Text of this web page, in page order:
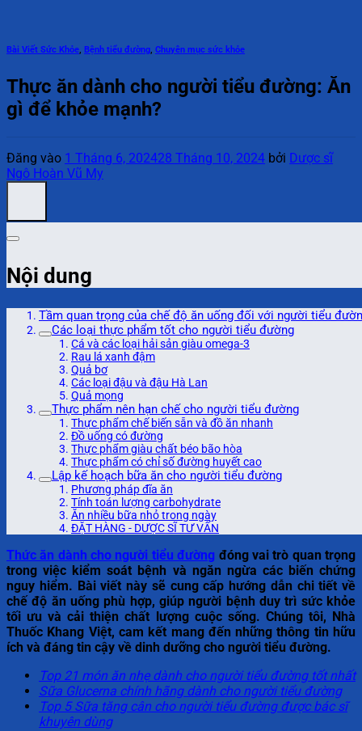
Bài Viết Sức Khỏe, Bệnh tiểu đường, Chuyên mục sức khỏe
Thực ăn dành cho người tiểu đường: Ăn
gì để khỏe mạnh?
Đăng vào 1 Tháng 6, 202428 Tháng 10, 2024 bởi Dược sĩ
Ngô Hoàn Vũ My
Nội dung
Tầm quan trọng của chế độ ăn uống đối với người tiểu
Các loại thực phẩm tốt cho người tiểu đường
Cá và các loại hải sản giàu omega-3
Rau lá xanh đậm
Quả bơ
Các loại đậu và đậu Hà Lan
Quả mọng
Thực phẩm nên hạn chế cho người tiểu đường
Thực phẩm chế biến sẵn và đồ ăn nhanh
Đồ uống có đường
Thực phẩm giàu chất béo bão hòa
Thực phẩm có chỉ số đường huyết cao
Lập kế hoạch bữa ăn cho người tiểu đường
Phương pháp đĩa ăn
Tính toán lượng carbohydrate
Ăn nhiều bữa nhỏ trong ngày
ĐẶT HÀNG - DƯỢC SĨ TƯ VẤN
Thức ăn dành cho người tiểu đường đóng vai trò quan trọng
trong việc kiểm soát bệnh và ngăn ngừa các biến chứng
nguy hiểm. Bài viết này sẽ cung cấp hướng dẫn chi tiết về
chế độ ăn uống phù hợp, giúp người bệnh duy trì sức khỏe
tối ưu và cải thiện chất lượng cuộc sống. Chúng tôi, Nhà
Thuốc Khang Việt, cam kết mang đến những thông tin hữu
ích và đáng tin cậy về dinh dưỡng cho người tiểu đường.
Top 21 món ăn nhẹ dành cho người tiểu đường tốt nhất
Sữa Glucerna chính hãng dành cho người tiểu đường
Top 5 Sữa tăng cân cho người tiểu đường được bác sĩ
khuyên dùng